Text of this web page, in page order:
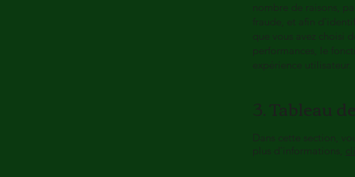
nombre de raisons,
fraude, et afin
que vous avez choisi
performances, le
expérience utilisateur.
3. Tableau
Dans cette section,
plus d'informations,